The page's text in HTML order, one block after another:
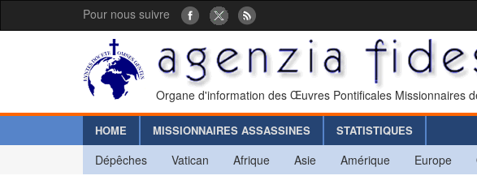
Pour nous suivre
Organe d'information des Œuvres Pontificales Missionnaires
HOME MISSIONNAIRES ASSASSINES STATISTIQUES
Dépêches Vatican Afrique Asie Amérique Europe